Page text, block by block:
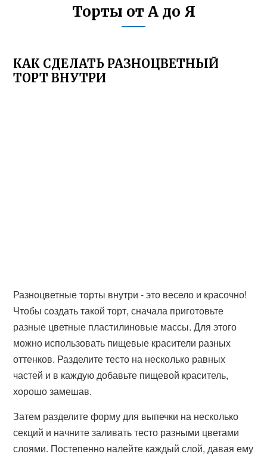
Торты от А до Я
КАК СДЕЛАТЬ РАЗНОЦВЕТНЫЙ
ТОРТ ВНУТРИ
Разноцветные торты внутри - это весело и красочно!
Чтобы создать такой торт, сначала приготовьте
разные цветные пластилиновые массы. Для этого
можно использовать пищевые красители разных
оттенков. Разделите тесто на несколько равных
частей и в каждую добавьте пищевой краситель,
хорошо замешав.
Затем разделите форму для выпечки на несколько
секций и начните заливать тесто разными цветами
слоями. Постепенно налейте каждый слой, давая ему